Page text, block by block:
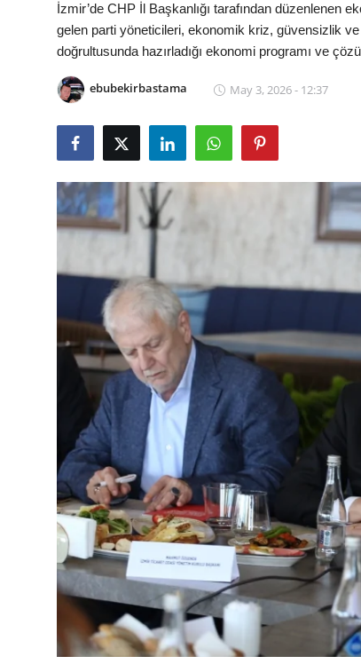
İzmir’de CHP İl Başkanlığı tarafından düzenlenen
gelen parti yöneticileri, ekonomik kriz, güvensizlik ve
doğrultusunda hazırladığı ekonomi programı ve
ebubekirbastama May 3, 2026 - 12:37